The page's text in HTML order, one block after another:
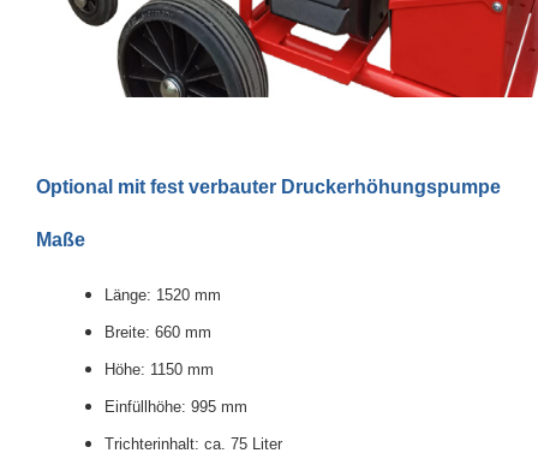
Optional mit fest verbauter Druckerhöhungspumpe
Maße
Länge: 1520 mm
Breite: 660 mm
Höhe: 1150 mm
Einfüllhöhe: 995 mm
Trichterinhalt: ca. 75 Liter